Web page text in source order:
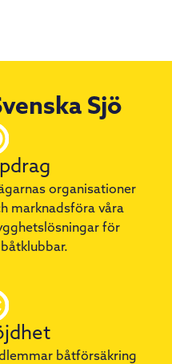
Sjö
organisationer
marknadsföra våra
för
båtförsäkring